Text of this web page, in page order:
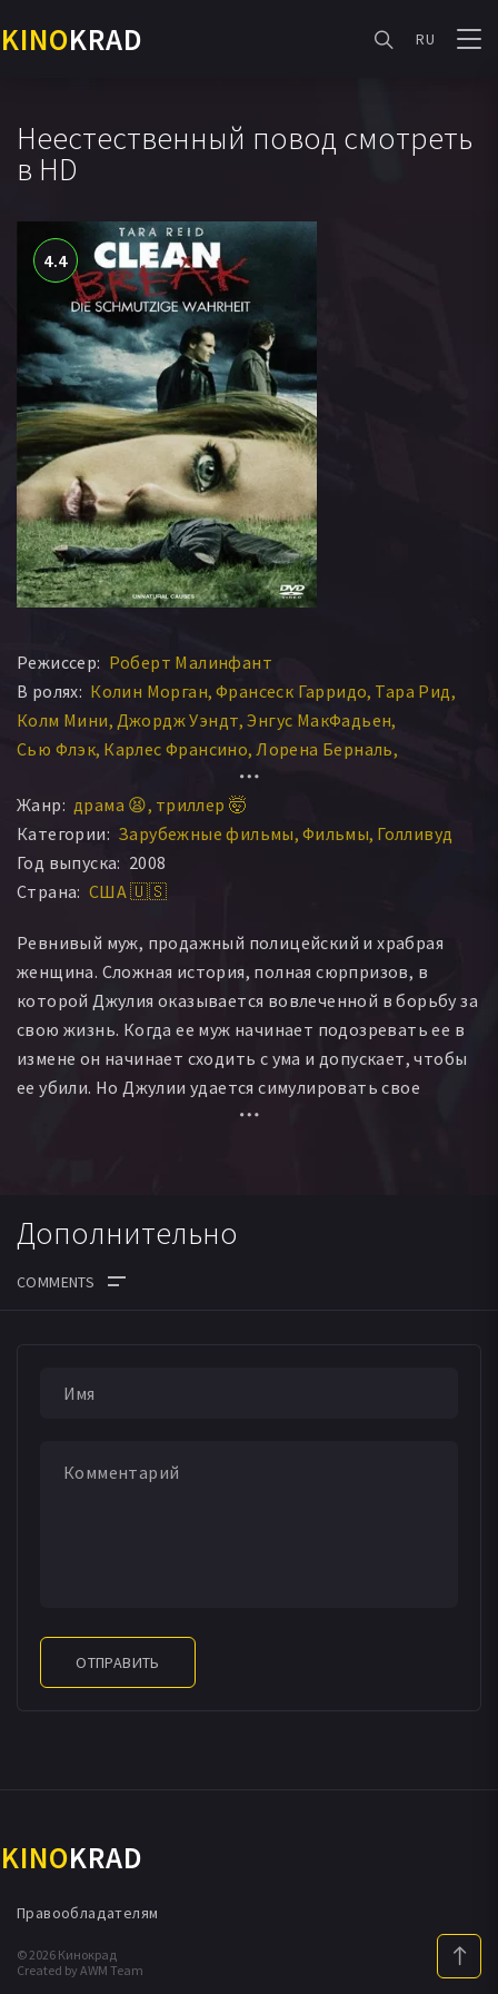
KINOKRAD RU
Неестественный повод смотреть
в HD
4.4
Режиссер: Роберт Малинфант
В ролях: Колин Морган Франсеск Гарридо Тара Рид
Колм Мини Джордж Уэндт Энгус МакФадьен
Сью Флэк Карлес Франсино Лорена Берналь
Минго Рафольс
Рохер Дельмонт Ludovic Tattevin
Джоан Пико
Albert Riballo Marta Novotna
Хосе Антонио Пухадес
Жанр: драма 😫 триллер 🤯
Категории: Зарубежные фильмы Фильмы Голливуд
Год выпуска: 2008
Страна: США 🇺🇸
Ревнивый муж, продажный полицейский и храбрая
женщина. Сложная история, полная сюрпризов, в
которой Джулия оказывается вовлеченной в борьбу за
свою жизнь. Когда ее муж начинает подозревать ее в
измене он начинает сходить с ума и допускает, чтобы
ее убили. Но Джулии удается симулировать свое
убийство и через некоторое время она появляется, но
Дополнительно
ОТПРАВИТЬ
KINOKRAD
© 2026 Кинокрад
Created by AWM Team
Правообладателям